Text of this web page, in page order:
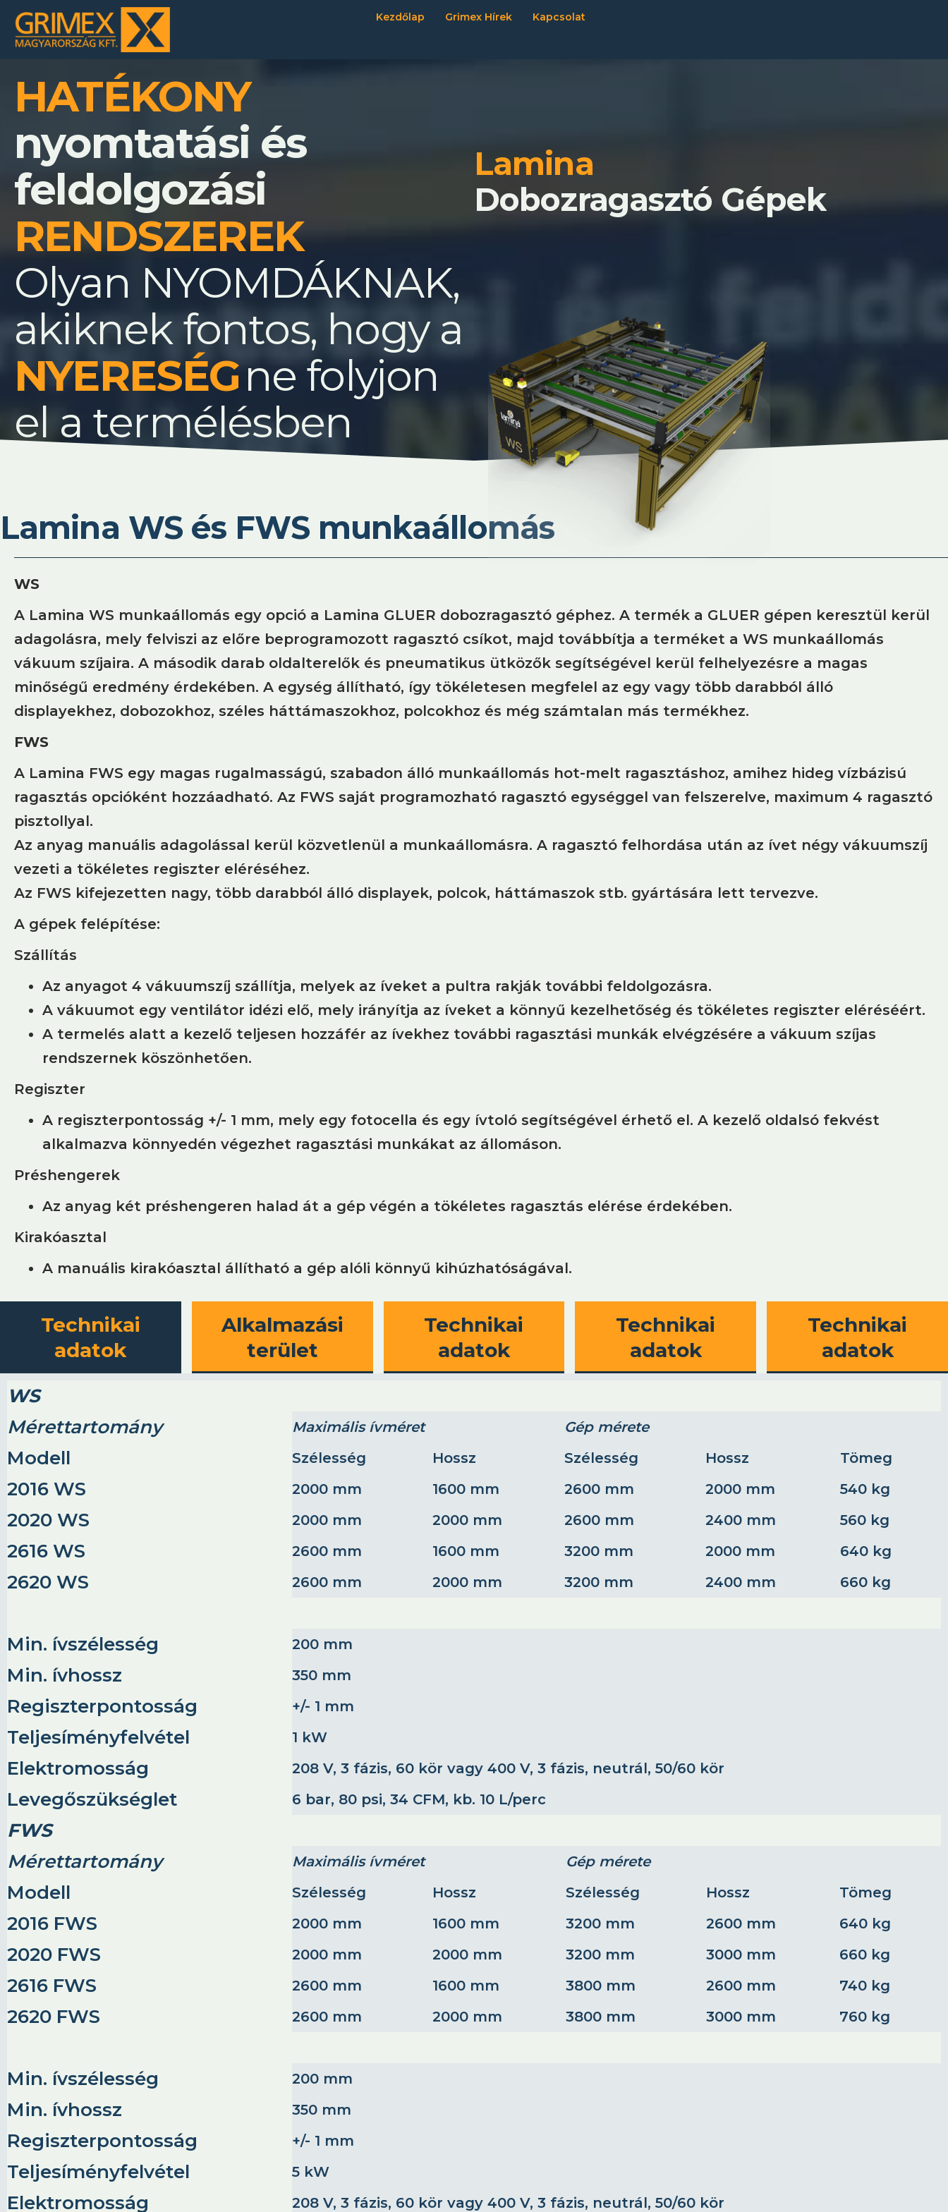
Kezdőlap Grimex Hírek Kapcsolat
HATÉKONY
nyomtatási és
feldolgozási
RENDSZEREK
Olyan NYOMDÁKNAK,
akiknek fontos, hogy a
ne folyjon
el a termélésben
Lamina
Dobozragasztó Gépek
Lamina WS és FWS munkaállomás
WS
A Lamina WS munkaállomás egy opció a Lamina GLUER dobozragasztó géphez. A termék a GLUER gépen keresztül kerül
adagolásra, mely felviszi az előre beprogramozott ragasztó csíkot, majd továbbítja a terméket a WS munkaállomás
vákuum szíjaira. A második darab oldalterelők és pneumatikus ütközők segítségével kerül felhelyezésre a magas
minőségű eredmény érdekében. A egység állítható, így tökéletesen megfelel az egy vagy több darabból álló
displayekhez, dobozokhoz, széles háttámaszokhoz, polcokhoz és még számtalan más termékhez.
FWS
A Lamina FWS egy magas rugalmasságú, szabadon álló munkaállomás hot-melt ragasztáshoz, amihez hideg vízbázisú
ragasztás opcióként hozzáadható. Az FWS saját programozható ragasztó egységgel van felszerelve, maximum 4 ragasztó
pisztollyal.
Az anyag manuális adagolással kerül közvetlenül a munkaállomásra. A ragasztó felhordása után az ívet négy vákuumszíj
vezeti a tökéletes regiszter eléréséhez.
Az FWS kifejezetten nagy, több darabból álló displayek, polcok, háttámaszok stb. gyártására lett tervezve.
A gépek felépítése:
Szállítás
Az anyagot 4 vákuumszíj szállítja, melyek az íveket a pultra rakják további feldolgozásra.
A vákuumot egy ventilátor idézi elő, mely irányítja az íveket a könnyű kezelhetőség és tökéletes regiszter eléréséért.
A termelés alatt a kezelő teljesen hozzáfér az ívekhez további ragasztási munkák elvégzésére a vákuum szíjas
rendszernek köszönhetően.
Regiszter
A regiszterpontosság +/- 1 mm, mely egy fotocella és egy ívtoló segítségével érhető el. A kezelő oldalsó fekvést
alkalmazva könnyedén végezhet ragasztási munkákat az állomáson.
Préshengerek
Az anyag két préshengeren halad át a gép végén a tökéletes ragasztás elérése érdekében.
Kirakóasztal
A manuális kirakóasztal állítható a gép alóli könnyű kihúzhatóságával.
Technikai
adatok
Alkalmazási
terület
Technikai
adatok
Technikai
adatok
Technikai
adatok
WS
Mérettartomány
Maximális ívméret Gép mérete
Modell Szélesség Hossz Szélesség Hossz Tömeg
2016 WS 2000 mm 1600 mm 2600 mm 2000 mm 540 kg
2020 WS 2000 mm 2000 mm 2600 mm 2400 mm 560 kg
2616 WS 2600 mm 1600 mm 3200 mm 2000 mm 640 kg
2620 WS 2600 mm 2000 mm 3200 mm 2400 mm 660 kg
Min. ívszélesség 200 mm
Min. ívhossz 350 mm
Regiszterpontosság +/- 1 mm
Teljesíményfelvétel 1 kW
Elektromosság 208 V, 3 fázis, 60 kör vagy 400 V, 3 fázis, neutrál, 50/60 kör
Levegőszükséglet 6 bar, 80 psi, 34 CFM, kb. 10 L/perc
FWS
Mérettartomány
Maximális ívméret Gép mérete
Modell Szélesség Hossz Szélesség Hossz Tömeg
2016 FWS 2000 mm 1600 mm 3200 mm 2600 mm 640 kg
2020 FWS 2000 mm 2000 mm 3200 mm 3000 mm 660 kg
2616 FWS 2600 mm 1600 mm 3800 mm 2600 mm 740 kg
2620 FWS 2600 mm 2000 mm 3800 mm 3000 mm 760 kg
Min. ívszélesség 200 mm
Min. ívhossz 350 mm
Regiszterpontosság +/- 1 mm
Teljesíményfelvétel 5 kW
Elektromosság 208 V, 3 fázis, 60 kör vagy 400 V, 3 fázis, neutrál, 50/60 kör